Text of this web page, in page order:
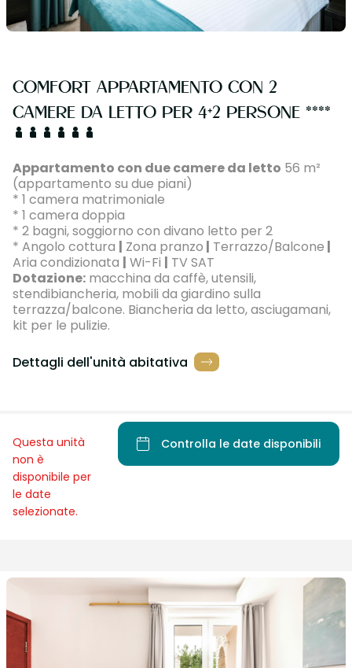
COMFORT APPARTAMENTO CON 2
CAMERE DA LETTO PER 4+2 PERSONE ****
Appartamento con due camere da letto 56 m²
(appartamento su due piani)
* 1 camera matrimoniale
* 1 camera doppia
* 2 bagni, soggiorno con divano letto per 2
* Angolo cottura | Zona pranzo | Terrazzo/Balcone |
Aria condizionata | Wi-Fi | TV SAT
Dotazione: macchina da caffè, utensili,
stendibiancheria, mobili da giardino sulla
terrazza/balcone. Biancheria da letto, asciugamani,
kit per le pulizie.
Dettagli dell'unità abitativa
Questa unità
non è
disponibile per
le date
selezionate.
Controlla le date disponibili